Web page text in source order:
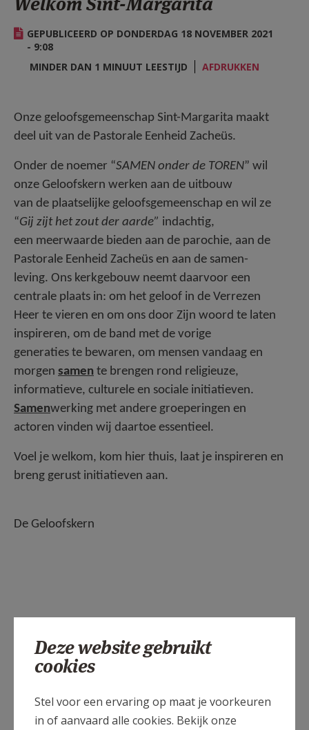
AANMELDEN OF REGISTREREN
GEPUBLICEERD OP DONDERDAG 18 NOVEMBER 2021
- 9:08
MINDER DAN 1 MINUUT LEESTIJD
AFDRUKKEN
Onze geloofsgemeenschap Sint-Margarita maakt
deel uit van de Pastorale Eenheid Zacheüs.
Onder de noemer “SAMEN onder de TOREN” wil
onze Geloofskern werken aan de uitbouw
van de plaatselijke geloofsgemeenschap en wil ze
“Gij zijt het zout der aarde” indachtig,
een meerwaarde bieden aan de parochie, aan de
Pastorale Eenheid Zacheüs en aan de samen-
leving. Ons kerkgebouw neemt daarvoor een
centrale plaats in: om het geloof in de Verrezen
Heer te vieren en om ons door Zijn woord te laten
inspireren, om de band met de vorige
generaties te bewaren, om mensen vandaag en
morgen samen te brengen rond religieuze,
informatieve, culturele en sociale initiatieven.
Samenwerking met andere groeperingen en
actoren vinden wij daartoe essentieel.
Voel je welkom, kom hier thuis, laat je inspireren en
breng gerust initiatieven aan.
De Geloofskern
Gepubliceerd door
Parochie Sint-Margarita Tielen
Deze website gebruikt
cookies
Stel voor een ervaring op maat je voorkeuren
in of aanvaard alle cookies. Bekijk onze